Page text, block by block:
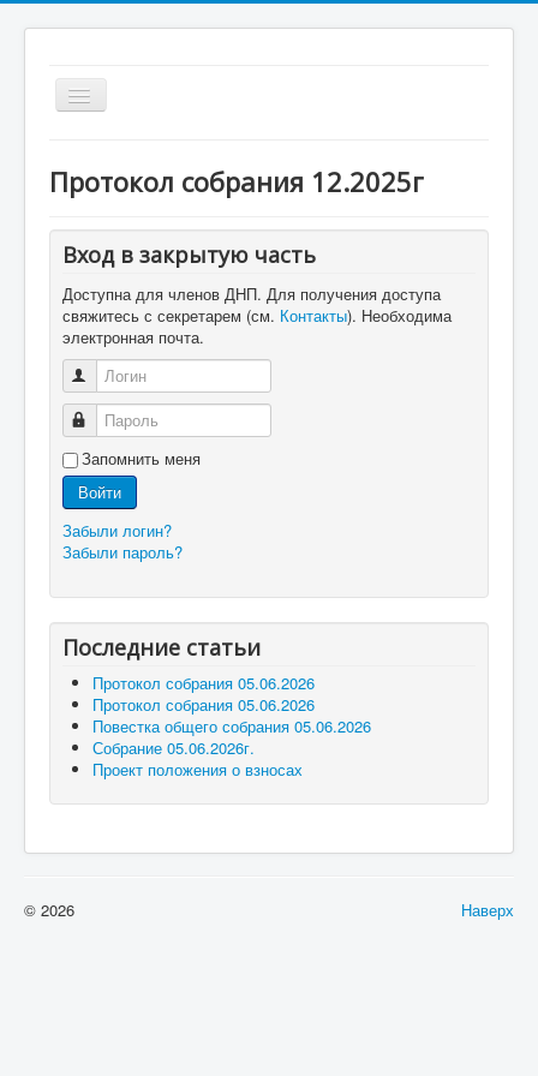
Включить/
выключить
ТСН "Молодой специалист"
Новости
Схемы
Коммуникации
Документы
Реквизиты
Контакты
Протокол собрания 12.2025г
Вход в закрытую часть
Доступна для членов ДНП. Для получения доступа
свяжитесь с секретарем (см. Контакты). Необходима
электронная почта.
Логин
Пароль
Запомнить меня
Войти
Забыли логин?
Забыли пароль?
Последние статьи
Протокол собрания 05.06.2026
Протокол собрания 05.06.2026
Повестка общего собрания 05.06.2026
Собрание 05.06.2026г.
Проект положения о взносах
Наверх
© 2026